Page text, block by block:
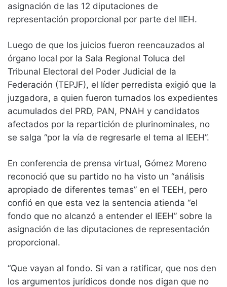
asignación de las 12 diputaciones de
representación proporcional por parte del IIEH.
Luego de que los juicios fueron reencauzados al
órgano local por la Sala Regional Toluca del
Tribunal Electoral del Poder Judicial de la
Federación (TEPJF), el líder perredista exigió que la
juzgadora, a quien fueron turnados los expedientes
acumulados del PRD, PAN, PNAH y candidatos
afectados por la repartición de plurinominales, no
se salga “por la vía de regresarle el tema al IEEH”.
En conferencia de prensa virtual, Gómez Moreno
reconoció que su partido no ha visto un “análisis
apropiado de diferentes temas” en el TEEH, pero
confió en que esta vez la sentencia atienda “el
fondo que no alcanzó a entender el IEEH” sobre la
asignación de las diputaciones de representación
proporcional.
“Que vayan al fondo. Si van a ratificar, que nos den
los argumentos jurídicos donde nos digan que no